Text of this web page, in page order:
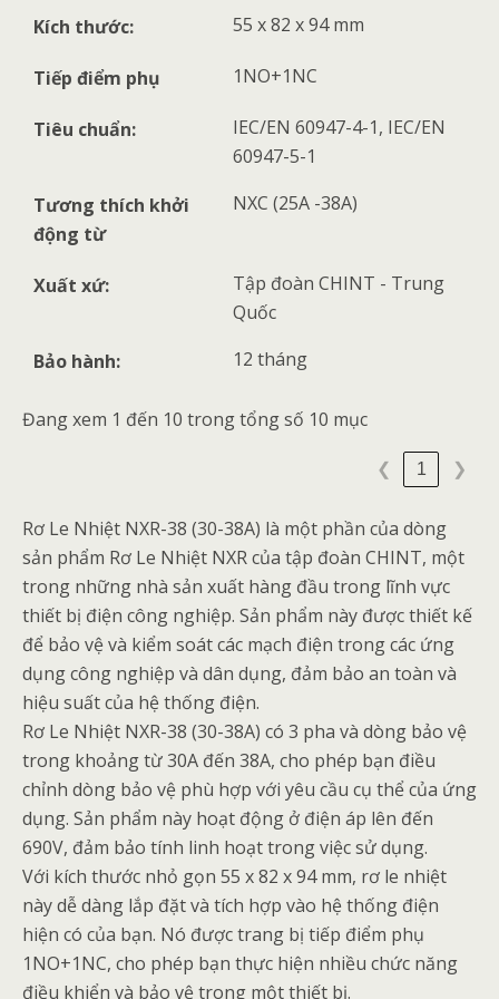
Kích thước: 55 x 82 x 94 mm
Tiếp điểm phụ 1NO+1NC
Tiêu chuẩn:
IEC/EN 60947-4-1, IEC/EN
60947-5-1
Tương thích khởi
động từ
NXC (25A -38A)
Xuất xứ:
Tập đoàn CHINT - Trung
Quốc
Bảo hành:
12 tháng
Đang xem 1 đến 10 trong tổng số 10 mục
❮ 1 ❯
Rơ Le Nhiệt NXR-38 (30-38A) là một phần của dòng
sản phẩm Rơ Le Nhiệt NXR của tập đoàn CHINT, một
trong những nhà sản xuất hàng đầu trong lĩnh vực
thiết bị điện công nghiệp. Sản phẩm này được thiết kế
để bảo vệ và kiểm soát các mạch điện trong các ứng
dụng công nghiệp và dân dụng, đảm bảo an toàn và
hiệu suất của hệ thống điện.
Rơ Le Nhiệt NXR-38 (30-38A) có 3 pha và dòng bảo vệ
trong khoảng từ 30A đến 38A, cho phép bạn điều
chỉnh dòng bảo vệ phù hợp với yêu cầu cụ thể của ứng
dụng. Sản phẩm này hoạt động ở điện áp lên đến
690V, đảm bảo tính linh hoạt trong việc sử dụng.
Với kích thước nhỏ gọn 55 x 82 x 94 mm, rơ le nhiệt
này dễ dàng lắp đặt và tích hợp vào hệ thống điện
hiện có của bạn. Nó được trang bị tiếp điểm phụ
1NO+1NC, cho phép bạn thực hiện nhiều chức năng
điều khiển và bảo vệ trong một thiết bị.